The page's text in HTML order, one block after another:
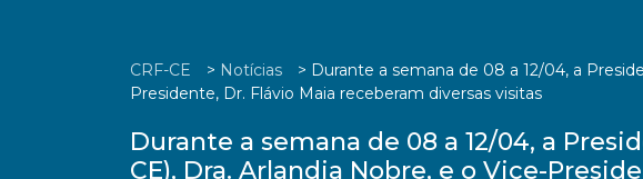
CRF-CE > Notícias > Durante a semana de 08 a 12/04, a
Presidente, Dr. Flávio Maia receberam diversas visitas
Durante a semana de 08 a 12/04, a
CE), Dra. Arlandia Nobre, e o Vice-